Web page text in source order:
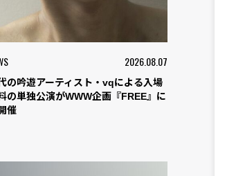
2026.08.07
の吟遊アーティスト・vqによる入場
の単独公演がWWW企画『FREE』に
催